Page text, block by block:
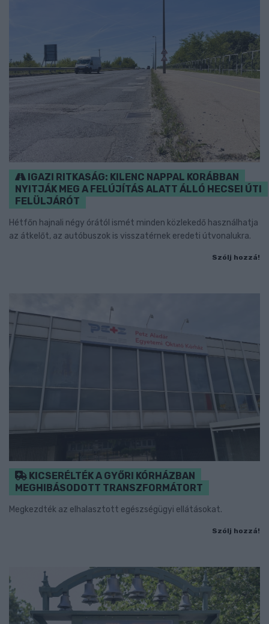
IGAZI RITKASÁG: KILENC NAPPAL KORÁBBAN
NYITJÁK MEG A FELÚJÍTÁS ALATT ÁLLÓ HECSEI ÚTI
FELÜLJÁRÓT
Hétfőn hajnali négy órától ismét minden közlekedő használhatja
az átkelőt, az autóbuszok is visszatérnek eredeti útvonalukra.
Szólj hozzá!
KICSERÉLTÉK A GYŐRI KÓRHÁZBAN
MEGHIBÁSODOTT TRANSZFORMÁTORT
Megkezdték az elhalasztott egészségügyi ellátásokat.
Szólj hozzá!